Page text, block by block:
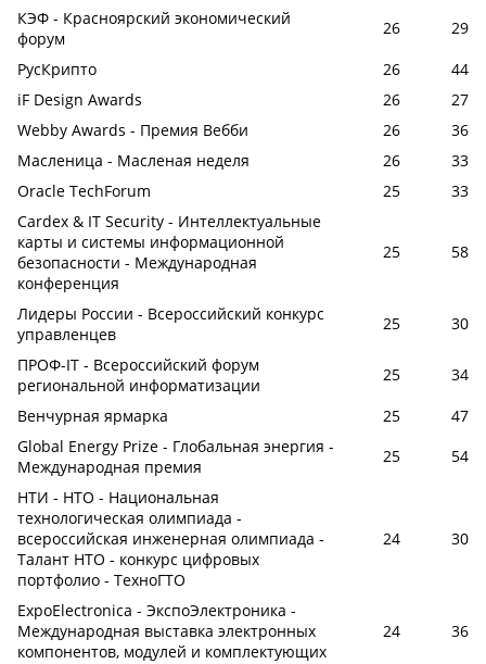
КЭФ - Красноярский экономический
форум
26
29
РусКрипто
26
44
iF Design Awards
26
27
Webby Awards - Премия Вебби
26
36
Масленица - Масленая неделя
26
33
Oracle TechForum
25
33
Cardex & IT Security - Интеллектуальные
карты и системы информационной
безопасности - Международная
конференция
25 58
Лидеры России - Всероссийский конкурс
управленцев
25
30
ПРОФ-IT - Всероссийский форум
региональной информатизации
25
34
Венчурная ярмарка
25
47
Global Energy Prize - Глобальная энергия -
Международная премия
25
54
НТИ - НТО - Национальная
технологическая олимпиада -
всероссийская инженерная олимпиада -
Талант НТО - конкурс цифровых
портфолио - ТехноГТО
24 30
ExpoElectronica - ЭкспоЭлектроника -
Международная выставка электронных
компонентов, модулей и комплектующих
24 36